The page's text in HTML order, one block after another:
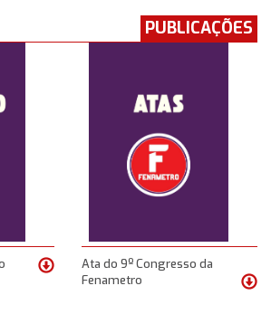
PUBLICAÇÕES
Ata do 9º Congresso da
Fenametro